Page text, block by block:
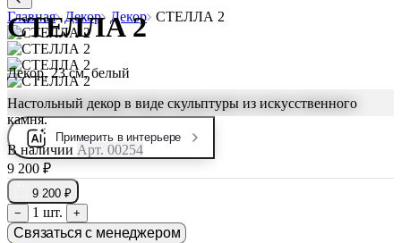
Главная Декор Декор СТЕЛЛА 2
Примерить в интерьере
СТЕЛЛА 2
Декор, 23 см, белый
Настольный декор в виде скульптуры из искусственного
камня.
В наличии Арт. 00254
9 200 ₽
9 200 ₽
−
1 шт. +
Связаться с менеджером